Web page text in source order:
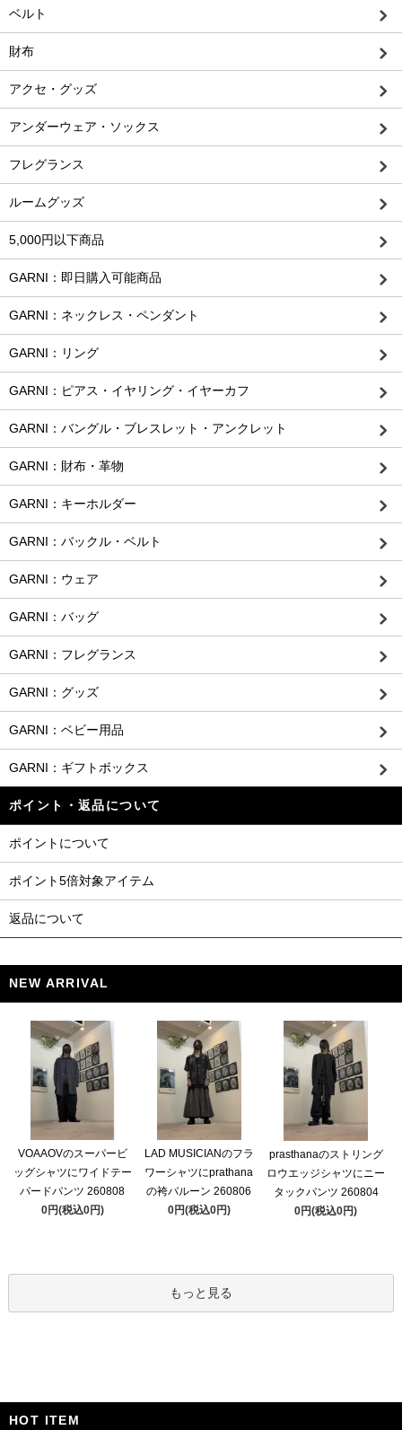
ベルト
財布
アクセ・グッズ
アンダーウェア・ソックス
フレグランス
ルームグッズ
5,000円以下商品
GARNI：即日購入可能商品
GARNI：ネックレス・ペンダント
GARNI：リング
GARNI：ピアス・イヤリング・イヤーカフ
GARNI：バングル・ブレスレット・アンクレット
GARNI：財布・革物
GARNI：キーホルダー
GARNI：バックル・ベルト
GARNI：ウェア
GARNI：バッグ
GARNI：フレグランス
GARNI：グッズ
GARNI：ベビー用品
GARNI：ギフトボックス
ポイント・返品について
ポイントについて
ポイント5倍対象アイテム
返品について
NEW ARRIVAL
VOAAOVのスーパービ
ッグシャツにワイドテー
パードパンツ 260808
0円(税込0円)
LAD MUSICIANのフラ
ワーシャツにprathana
の袴バルーン 260806
0円(税込0円)
prasthanaのストリング
ロウエッジシャツにニー
タックパンツ 260804
0円(税込0円)
もっと見る
HOT ITEM